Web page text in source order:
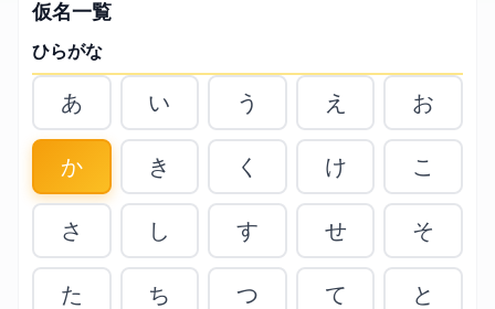
仮名一覧
ひらがな
あ い う え お
か き く け こ
さ し す せ そ
た ち つ て と